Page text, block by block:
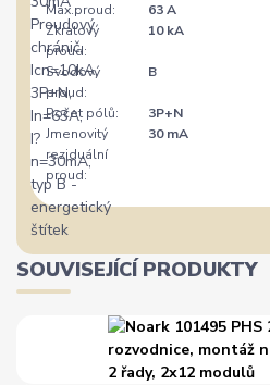
Max.proud:
63 A
Zkratový
proud:
10 kA
Svodový
proud:
B
Počet pólů:
3P+N
Jmenovitý
reziduální
proud:
30 mA
SOUVISEJÍCÍ PRODUKTY